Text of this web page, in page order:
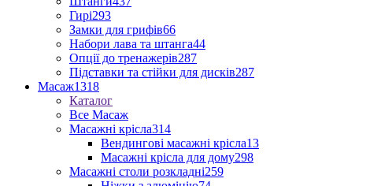
Гирі293
Замки для грифів66
Набори лава та штанга44
Опції до тренажерів287
Підставки та стійки для дисків287
Масаж1318
Каталог
Все Масаж
Масажні крісла314
Вендингові масажні крісла13
Масажні крісла для дому298
Масажні столи розкладні259